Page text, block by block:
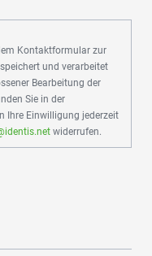
Kontaktformular zur
und verarbeitet
Sie in der
Ihre Einwilligung jederzeit
widerrufen.